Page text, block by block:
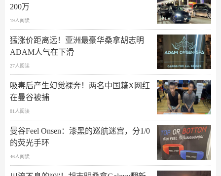
200万
19人阅读
猛涨价距离远！亚洲最豪华桑拿胡志明
ADAM人气在下滑
27人阅读
吸毒后产生幻觉裸奔！两名中国籍X网红
在曼谷被捕
81人阅读
曼谷Feel Onsen：漆黑的巡航迷宫，分1/0
的荧光手环
46人阅读